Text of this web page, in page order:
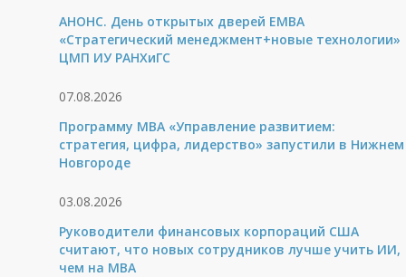
АНОНС. День открытых дверей ЕМВА
«Стратегический менеджмент+новые технологии»
ЦМП ИУ РАНХиГС
07.08.2026
Программу MBA «Управление развитием:
стратегия, цифра, лидерство» запустили в Нижнем
Новгороде
03.08.2026
Руководители финансовых корпораций США
считают, что новых сотрудников лучше учить ИИ,
чем на МВА